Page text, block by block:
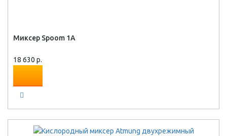
Миксер Spoom 1A
18 630 р.